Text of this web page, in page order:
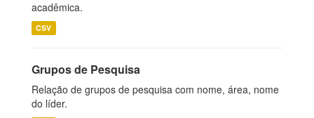
acadêmica.
CSV
Grupos de Pesquisa
Relação de grupos de pesquisa com nome, área, nome
do líder.